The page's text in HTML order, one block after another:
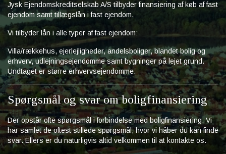
Jysk Ejendomskreditselskab A/S tilbyder finansiering af køb af fast
ejendom samt tillægslån i fast ejendom.
Vi tilbyder lån i alle typer af fast ejendom:
Villa/rækkehus, ejerlejligheder, andelsboliger, blandet bolig og
erhverv, udlejningsejendomme samt bygninger på lejet grund.
Undtaget er større erhvervsejendomme.
Spørgsmål og svar om boligfinansiering
Der opstår ofte spørgsmål i forbindelse med boligfinansiering. Vi
har samlet de oftest stillede spørgsmål, hvor vi håber du kan finde
svar. Ellers er du naturligvis altid velkommen til at kontakte os.